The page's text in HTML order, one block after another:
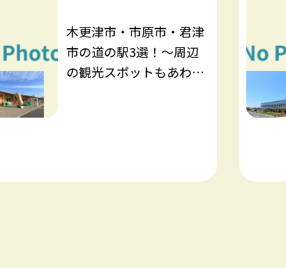
木更津市・市原市・君津
市の道の駅3選！～周辺
の観光スポットもあわせ